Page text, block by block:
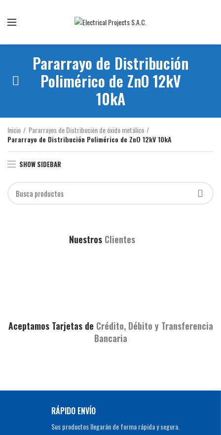
Pararrayo de Distribución
Polimérico de ZnO 12kV
10kA
Inicio
Pararrayos de Distribución de óxido metálico
Pararrayo de Distribución Polimérico de ZnO 12kV 10kA
SHOW SIDEBAR
NuestrosClientes
Aceptamos Tarjetas de Crédito, Débito y Transferencia
Bancaria
RÁPIDO ENVÍO
Sus productos llegarán de forma rápida y segura.